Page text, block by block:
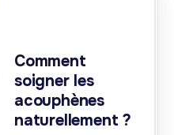
Comment
soigner les
acouphènes
naturellement ?